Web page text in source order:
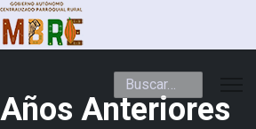
Buscar
Anteriores